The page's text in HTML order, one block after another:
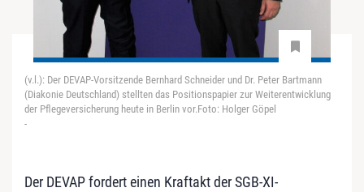
(v.l.): Der DEVAP-Vorsitzende Bernhard Schneider und Dr. Peter Bartmann
(Diakonie Deutschland) stellten das Positionspapier zur Weiterentwicklung
der Pflegeversicherung heute in Berlin vor.Foto: Holger Göpel
-
Der DEVAP fordert einen Kraftakt der SGB-XI-